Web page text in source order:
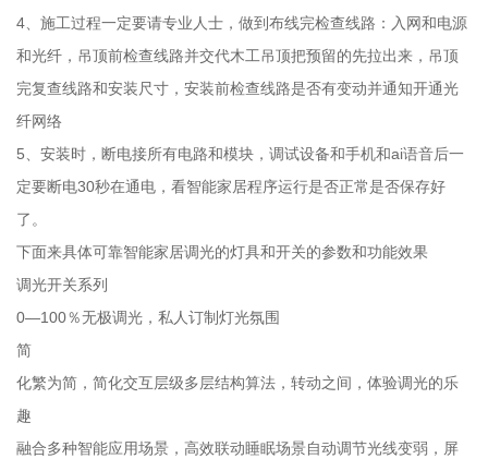
4、施工过程一定要请专业人士，做到布线完检查线路：入网和电源
和光纤，吊顶前检查线路并交代木工吊顶把预留的先拉出来，吊顶
完复查线路和安装尺寸，安装前检查线路是否有变动并通知开通光
纤网络
5、安装时，断电接所有电路和模块，调试设备和手机和ai语音后一
定要断电30秒在通电，看智能家居程序运行是否正常是否保存好
了。
下面来具体可靠智能家居调光的灯具和开关的参数和功能效果
调光开关系列
0—100％无极调光，私人订制灯光氛围
简
化繁为简，简化交互层级多层结构算法，转动之间，体验调光的乐
趣
融合多种智能应用场景，高效联动睡眠场景自动调节光线变弱，屏